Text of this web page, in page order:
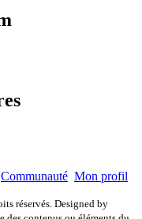
Communauté Mon profil
réservés. Designed by